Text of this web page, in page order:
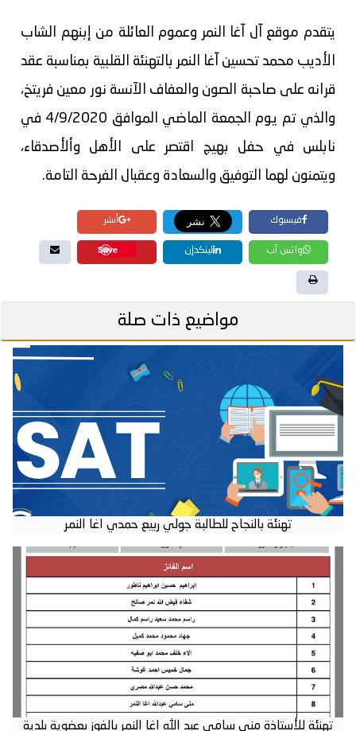
يتقدم موقع آل آغا النمر وعموم العائلة من إبنهم الشاب
الأديب محمد تحسين آغا النمر بالتهنئة القلبية بمناسبة عقد
قرانه على صاحبة الصون والعفاف الآنسة نور معين فريتخ،
والذي تم يوم الجمعة الماضي الموافق 4/9/2020 في
نابلس في حفل بهيج اقتصر على الأهل وألأصدقاء،
ويتمنون لهما التوفيق والسعادة وعقبال الفرحة التامة.
فيسبوك أنشر
واتس آب لينكدإن Save
مواضيع ذات صلة
تهنئة بالنجاح للطالبة جولي ربيع حمدي اغا النمر
تهنئة للأستاذة منى سامي عبد الله اغا النمر بالفوز بعضوية بلدية